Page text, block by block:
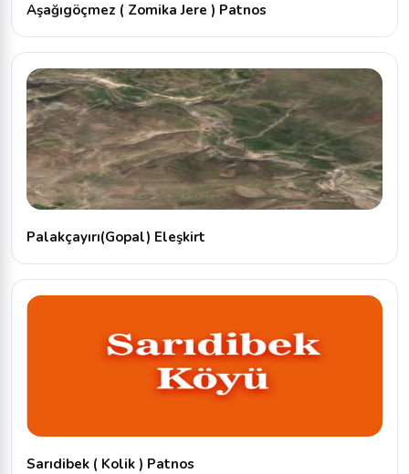
Aşağıgöçmez ( Zomika Jere ) Patnos
Palakçayırı(Gopal) Eleşkirt
Sarıdibek ( Kolik ) Patnos